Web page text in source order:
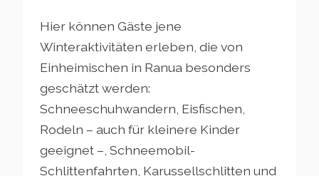
Hier können Gäste jene
Winteraktivitäten erleben, die von
Einheimischen in Ranua besonders
geschätzt werden:
Schneeschuhwandern, Eisfischen,
Rodeln – auch für kleinere Kinder
geeignet –, Schneemobil-
Schlittenfahrten, Karussellschlitten und